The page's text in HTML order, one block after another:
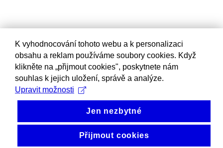
K vyhodnocování tohoto webu a k personalizaci
obsahu a reklam používáme soubory cookies. Když
klikněte na „přijmout cookies", poskytnete nám
souhlas k jejich uložení, správě a analýze.
Upravit možnosti
Jen nezbytné
Přijmout cookies